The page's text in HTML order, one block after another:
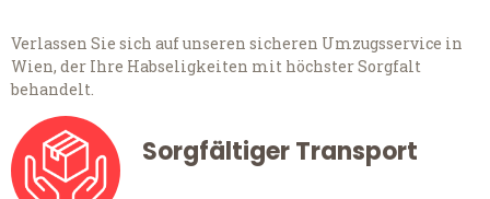
Verlassen Sie sich auf unseren sicheren Umzugsservice in
Wien, der Ihre Habseligkeiten mit höchster Sorgfalt
behandelt.
Sorgfältiger Transport